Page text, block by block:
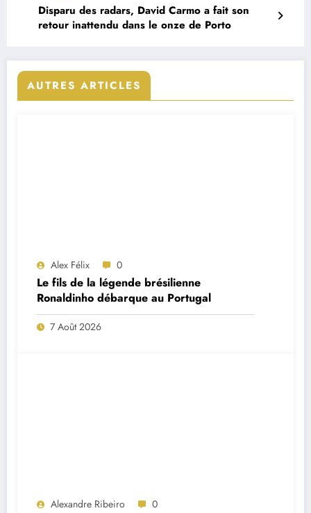
Disparu des radars, David Carmo a fait son
retour inattendu dans le onze de Porto
AUTRES ARTICLES
Alex Félix 0
Le fils de la légende brésilienne
Ronaldinho débarque au Portugal
7 Août 2026
Alexandre Ribeiro 0